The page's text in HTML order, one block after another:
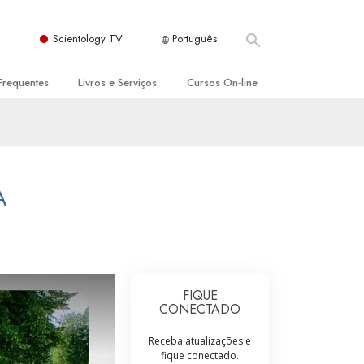
Scientology TV Português
de Scientology
Livros e Serviços
Introdutórias
Cursos On‑line
Casamento
A Escala de Tom Emocional
FIQUE
CONECTADO
Receba atualizações e
fique conectado.